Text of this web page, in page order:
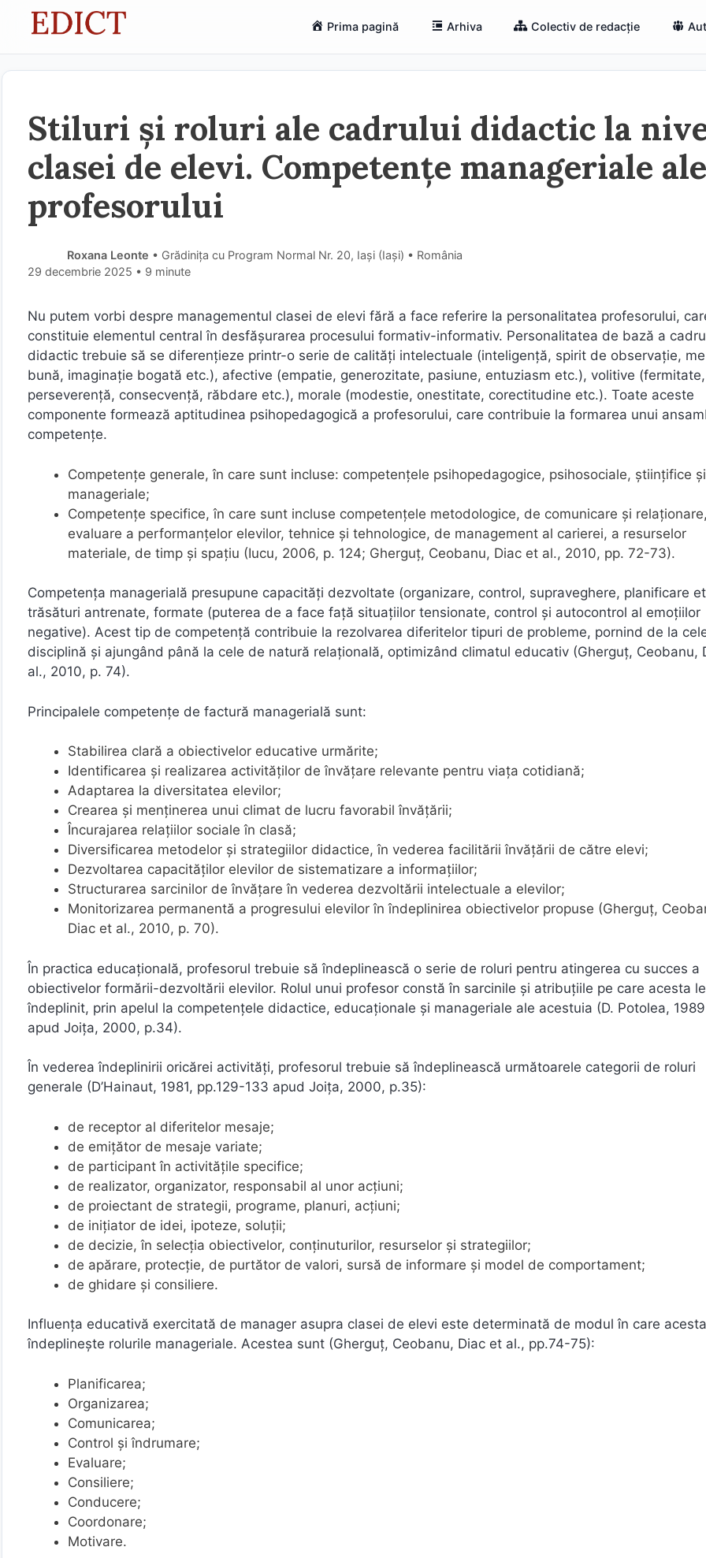
Prima pagină Arhiva Colectiv de redacție
Stiluri și roluri ale cadrului didactic la
clasei de elevi. Competențe manageriale ale
profesorului
Roxana Leonte • Grădinița cu Program Normal Nr. 20, Iași (Iaşi) • România
29 decembrie 2025 • 9 minute
Nu putem vorbi despre managementul clasei de elevi fără a face referire la personalitatea profesorului,
constituie elementul central în desfășurarea procesului formativ-informativ. Personalitatea de bază a
didactic trebuie să se diferențieze printr-o serie de calități intelectuale (inteligență, spirit de observație,
bună, imaginație bogată etc.), afective (empatie, generozitate, pasiune, entuziasm etc.), volitive (fermitate,
perseverență, consecvență, răbdare etc.), morale (modestie, onestitate, corectitudine etc.). Toate aceste
componente formează aptitudinea psihopedagogică a profesorului, care contribuie la formarea unui
competențe.
Competențe generale, în care sunt incluse: competențele psihopedagogice, psihosociale, științifice și
manageriale;
Competențe specifice, în care sunt incluse competențele metodologice, de comunicare și
evaluare a performanțelor elevilor, tehnice și tehnologice, de management al carierei, a resurselor
materiale, de timp și spațiu (Iucu, 2006, p. 124; Gherguț, Ceobanu, Diac et al., 2010, pp. 72-73).
Competența managerială presupune capacități dezvoltate (organizare, control, supraveghere, planificare
trăsături antrenate, formate (puterea de a face față situațiilor tensionate, control și autocontrol al emoțiilor
negative). Acest tip de competență contribuie la rezolvarea diferitelor tipuri de probleme, pornind de la
disciplină și ajungând până la cele de natură relațională, optimizând climatul educativ (Gherguț, Ceobanu,
al., 2010, p. 74).
Principalele competențe de factură managerială sunt:
Stabilirea clară a obiectivelor educative urmărite;
Identificarea și realizarea activităților de învățare relevante pentru viața cotidiană;
Adaptarea la diversitatea elevilor;
Crearea și menținerea unui climat de lucru favorabil învățării;
Încurajarea relațiilor sociale în clasă;
Diversificarea metodelor și strategiilor didactice, în vederea facilitării învățării de către elevi;
Dezvoltarea capacităților elevilor de sistematizare a informațiilor;
Structurarea sarcinilor de învățare în vederea dezvoltării intelectuale a elevilor;
Monitorizarea permanentă a progresului elevilor în îndeplinirea obiectivelor propuse (Gherguț,
Diac et al., 2010, p. 70).
În practica educațională, profesorul trebuie să îndeplinească o serie de roluri pentru atingerea cu succes a
obiectivelor formării-dezvoltării elevilor. Rolul unui profesor constă în sarcinile și atribuțiile pe care acesta
îndeplinit, prin apelul la competențele didactice, educaționale și manageriale ale acestuia (D. Potolea,
apud Joița, 2000, p.34).
În vederea îndeplinirii oricărei activități, profesorul trebuie să îndeplinească următoarele categorii de roluri
generale (D’Hainaut, 1981, pp.129-133 apud Joița, 2000, p.35):
de receptor al diferitelor mesaje;
de emițător de mesaje variate;
de participant în activitățile specifice;
de realizator, organizator, responsabil al unor acțiuni;
de proiectant de strategii, programe, planuri, acțiuni;
de inițiator de idei, ipoteze, soluții;
de decizie, în selecția obiectivelor, conținuturilor, resurselor și strategiilor;
de apărare, protecție, de purtător de valori, sursă de informare și model de comportament;
de ghidare și consiliere.
Influența educativă exercitată de manager asupra clasei de elevi este determinată de modul în care
îndeplinește rolurile manageriale. Acestea sunt (Gherguț, Ceobanu, Diac et al., pp.74-75):
Planificarea;
Organizarea;
Comunicarea;
Control și îndrumare;
Evaluare;
Consiliere;
Conducere;
Coordonare;
Motivare.